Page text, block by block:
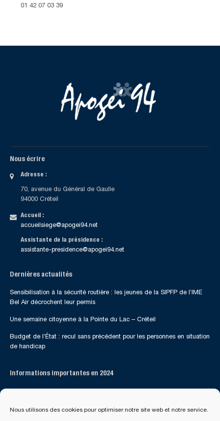
Nous utilisons des cookies pour optimiser notre site web et notre service.
01 42 07 03 39
Nous écrire
Adresse :
70, avenue du Général de Gaulle
94000 Créteil
Accueil :
accueilsiege@apogei94.net
Assistante de la présidence :
assistante-presidence@apogei94.net
Dernières actualités
Sensibilisation à la sécurité routière : les jeunes de la SIPFP de l’IME
Bel Air décrochent leur permis
Une semaine citoyenne à la Pointe du Lac – Créteil
Budget de l’État : recul sans précédent pour les personnes en situation
de handicap
Informations importantes en 2024